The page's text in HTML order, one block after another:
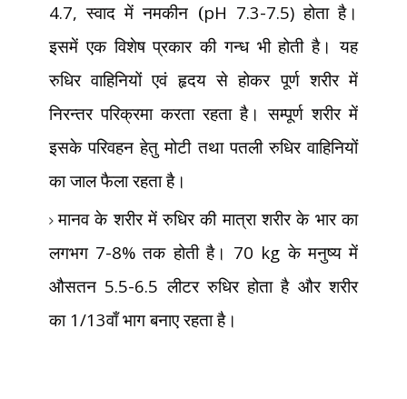
4.7,स्वाद में नमकीन (pH 7.3-7.5)होता है।
इसमें एक विशेष प्रकार की गन्ध भी होती है। यह
रुधिर वाहिनियों एवं हृदय से होकर पूर्ण शरीर में
निरन्तर परिक्रमा करता रहता है। सम्पूर्ण शरीर में
इसके परिवहन हेतु मोटी तथा पतली रुधिर वाहिनियों
का जाल फैला रहता है।
मानव के शरीर में रुधिर की मात्रा शरीर के भार का
लगभग 7-8% तक होती है। 70 kgके मनुष्य में
औसतन 5.5-6.5 लीटर रुधिर होता है और शरीर
का 1/13वाँ भाग बनाए रहता है।